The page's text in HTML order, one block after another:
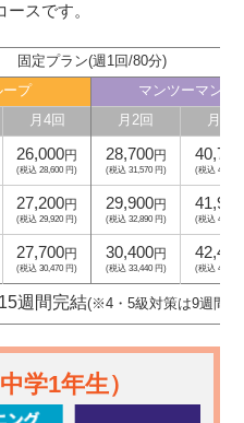
スです。
固定プラン(週1回/80分)
ープ
マンツーマン
月4回 月2回 月4回
26,000円
(税込 28,600 円)
28,700円
(税込 31,570 円)
40,700
(税込 44,770
27,200円
(税込 29,920 円)
29,900円
(税込 32,890 円)
41,900
(税込 46,090
27,700円
(税込 30,470 円)
30,400円
(税込 33,440 円)
42,400
(税込 46,640
週間完結(※4・5級対策は9週間)
中学1年生）